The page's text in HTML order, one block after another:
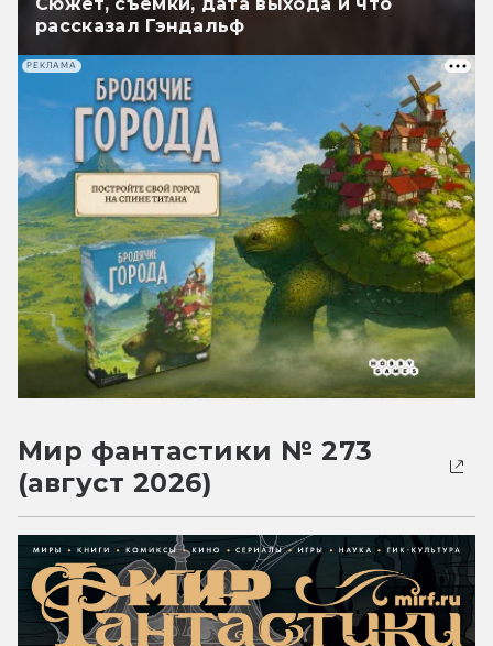
рассказал Гэндальф
РЕКЛАМА
Мир фантастики № 273
(август 2026)